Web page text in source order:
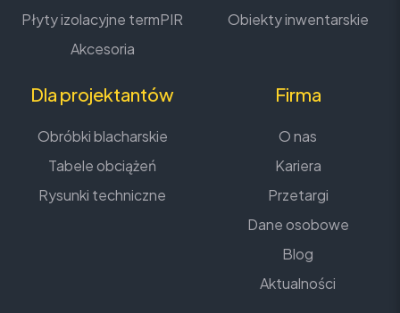
Płyty izolacyjne termPIR
Akcesoria
Obiekty inwentarskie
Dla projektantów
Obróbki blacharskie
Tabele obciążeń
Rysunki techniczne
Firma
O nas
Kariera
Przetargi
Dane osobowe
Blog
Aktualności